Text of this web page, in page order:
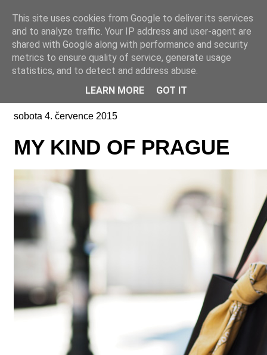
Online casino CZ
sobota 4. července 2015
MY KIND OF PRAGUE
This site uses cookies from Google to deliver its services
and to analyze traffic. Your IP address and user-agent are
shared with Google along with performance and security
metrics to ensure quality of service, generate usage
statistics, and to detect and address abuse.
LEARN MORE
GOT IT